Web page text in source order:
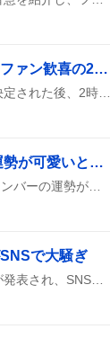
ハマダ歌謡祭でジェシーと田中樹がロコローション熱唱、ファン歓喜の2時間スペシャル
SixTONES数秘術占い2026年後半動画公開、メンバーの運勢が可愛いと話題に
で大騒ぎ